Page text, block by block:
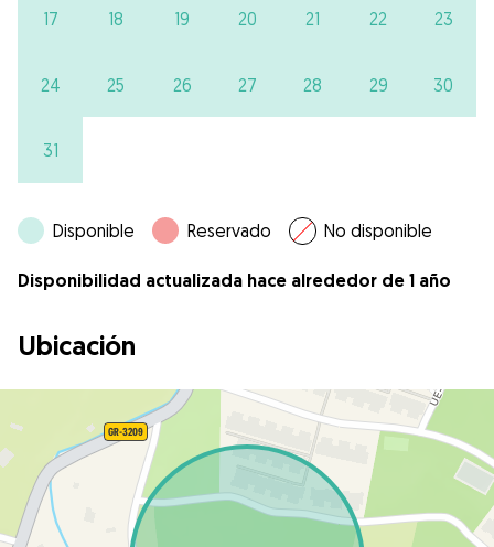
17 18 19 20 21 22 23
24 25 26 27 28 29 30
31
Disponible Reservado No disponible
Disponibilidad actualizada hace alrededor de 1 año
Ubicación